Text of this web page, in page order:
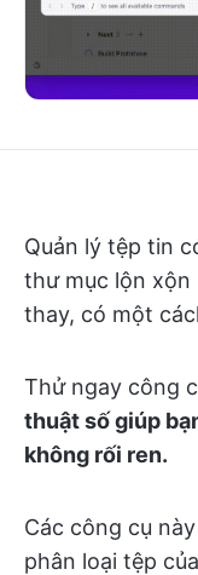
Quản lý tệp tin
thư mục lộn xộn
thay, có một
Thử ngay công
thuật số giúp
không rối ren.
Các công cụ
phân loại tệp